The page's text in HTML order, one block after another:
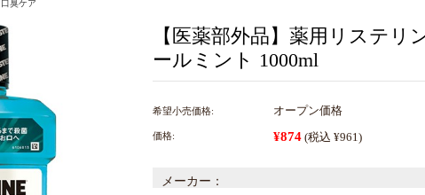
口臭ケア
【医薬部外品】薬用リステリ
ールミント 1000ml
希望小売価格: オープン価格
価格: ¥874 (税込 ¥961)
メーカー：